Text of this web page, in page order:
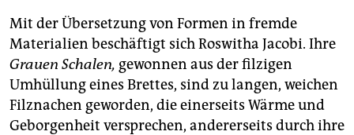
Mit der Übersetzung von Formen in fremde
Materialien beschäftigt sich Roswitha Jacobi. Ihre
Grauen Schalen, gewonnen aus der filzigen
Umhüllung eines Brettes, sind zu langen, weichen
Filznachen geworden, die einerseits Wärme und
Geborgenheit versprechen, andererseits durch ihre